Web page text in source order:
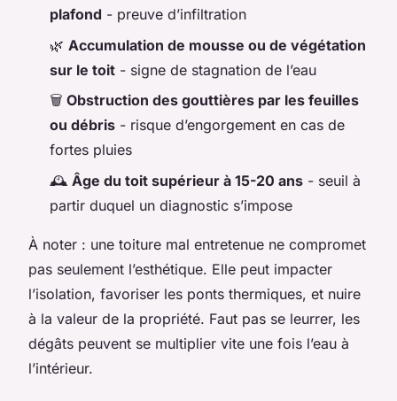
plafond - preuve d’infiltration
🌿 Accumulation de mousse ou de végétation
sur le toit - signe de stagnation de l’eau
🗑️ Obstruction des gouttières par les feuilles
ou débris - risque d’engorgement en cas de
fortes pluies
🕰️ Âge du toit supérieur à 15-20 ans - seuil à
partir duquel un diagnostic s’impose
À noter : une toiture mal entretenue ne compromet
pas seulement l’esthétique. Elle peut impacter
l’isolation, favoriser les ponts thermiques, et nuire
à la valeur de la propriété. Faut pas se leurrer, les
dégâts peuvent se multiplier vite une fois l’eau à
l’intérieur.